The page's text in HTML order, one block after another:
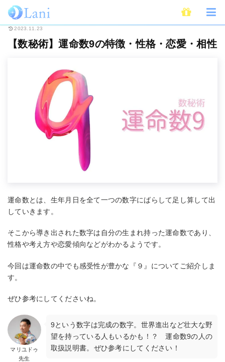
ホーム 占い 【数秘術】運命数9の特徴・性格・恋愛・相性
2023.11.23
【数秘術】運命数9の特徴・性格・恋愛・相性
運命数とは、生年月日を全て一つの数字にばらして足し算して出
していきます。
そこから導き出された数字は自分の生まれ持った運命数であり、
性格や考え方や恋愛傾向などがわかるようです。
今回は運命数の中でも感受性が豊かな『９』についてご紹介しま
す。
ぜひ参考にしてくださいね。
マリユドゥ
先生
9という数字は完成の数字。世界進出など壮大な野
望を持っている人もいるかも！？ 運命数9の人の
取扱説明書。ぜひ参考にしてください！